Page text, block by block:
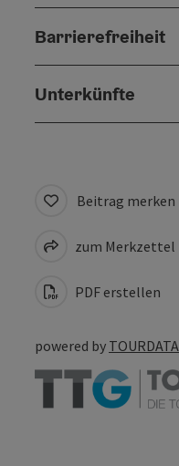
Barrierefreiheit
Unterkünfte
Beitrag merken
zum Merkzettel
PDF erstellen
powered by TOURDATA